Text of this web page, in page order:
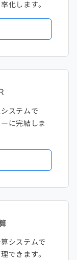
化します。
ステムで
に完結しま
システムで
できます。